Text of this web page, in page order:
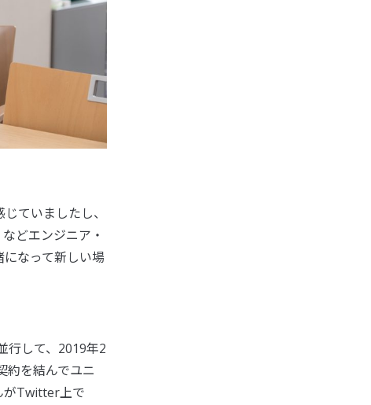
ていましたし、
どエンジニア・
なって新しい場
行して、2019年2
約を結んでユニ
がTwitter上で